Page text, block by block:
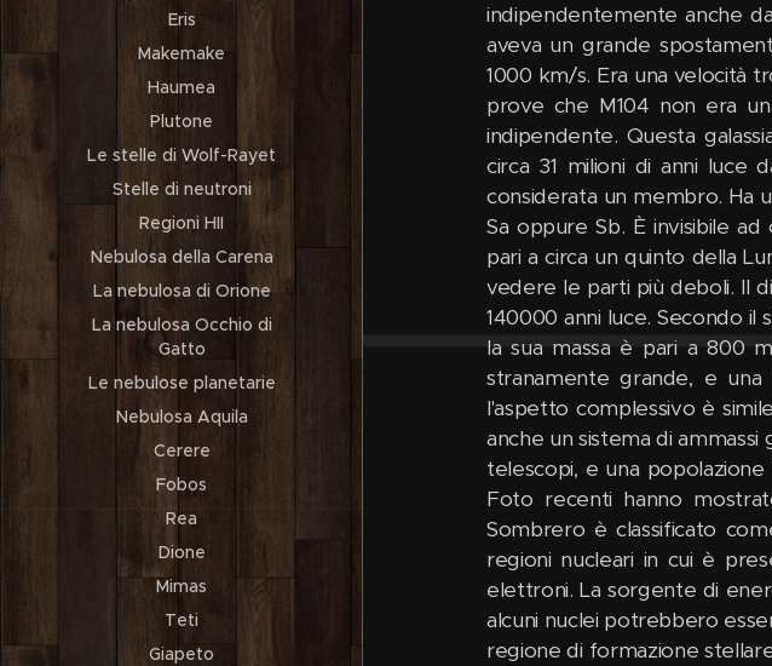
Eris
Makemake
Haumea
Plutone
Le stelle di Wolf-Rayet
Stelle di neutroni
Regioni HII
Nebulosa della Carena
La nebulosa di Orione
La nebulosa Occhio di
Gatto
Le nebulose planetarie
Nebulosa Aquila
Cerere
Fobos
Rea
Dione
Mimas
Teti
Giapeto
indipendentemente anche
aveva un grande
1000 km/s. Era una velocità
prove che M104 non era
indipendente. Questa
circa 31 milioni di anni luce
considerata un membro. Ha
Sa oppure Sb. È invisibile
pari a circa un quinto della
vedere le parti più deboli. Il
140000 anni luce. Secondo il
la sua massa è pari a 800
stranamente grande, e
l'aspetto complessivo è
anche un sistema di
telescopi, e una
Foto recenti hanno
Sombrero è classificato
regioni nucleari in cui è
elettroni. La sorgente di
alcuni nuclei potrebbero
regione di formazione